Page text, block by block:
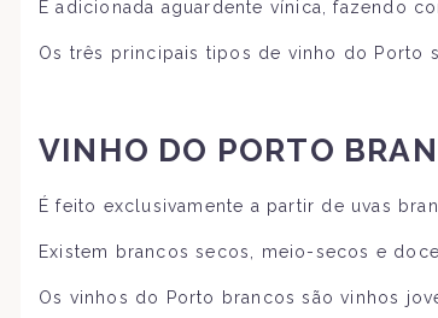
É adicionada aguardente vínica, fazendo
Os três principais tipos de vinho do Porto
VINHO DO PORTO
É feito exclusivamente a partir de uvas
Existem brancos secos, meio-secos e
Os vinhos do Porto brancos são vinhos